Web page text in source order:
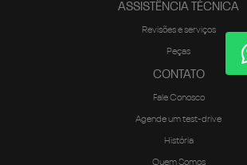
ASSISTÊNCIA TÉCNICA
Revisões e serviços
Peças
CONTATO
Fale Conosco
Agende um test-drive
História
Quem Somos